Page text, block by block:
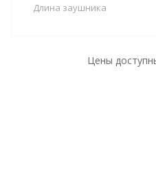
Длина заушника
Цены